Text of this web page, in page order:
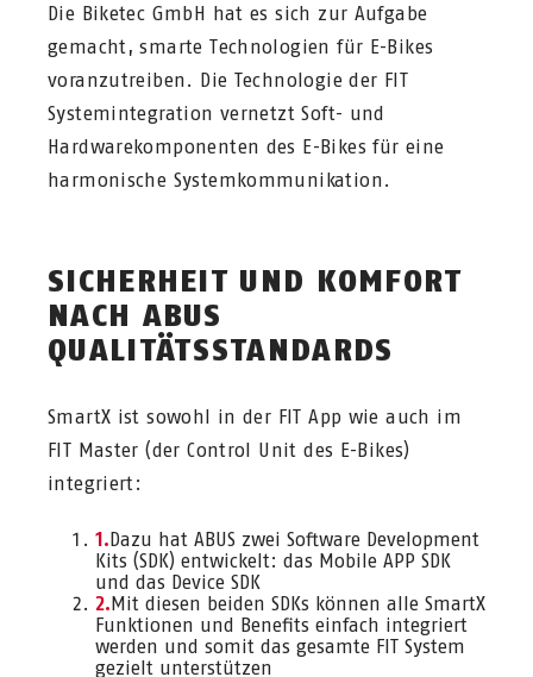
Die Biketec GmbH hat es sich zur Aufgabe
gemacht, smarte Technologien für E-Bikes
voranzutreiben. Die Technologie der FIT
Systemintegration vernetzt Soft- und
Hardwarekomponenten des E-Bikes für eine
harmonische Systemkommunikation.
SICHERHEIT UND KOMFORT
NACH ABUS
QUALITÄTSSTANDARDS
SmartX ist sowohl in der FIT App wie auch im
FIT Master (der Control Unit des E-Bikes)
integriert:
Dazu hat ABUS zwei Software Development
Kits (SDK) entwickelt: das Mobile APP SDK
und das Device SDK
Mit diesen beiden SDKs können alle SmartX
Funktionen und Benefits einfach integriert
werden und somit das gesamte FIT System
gezielt unterstützen